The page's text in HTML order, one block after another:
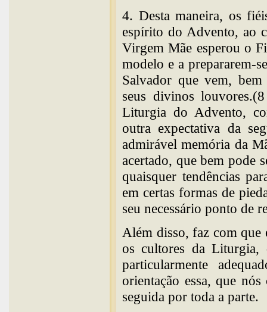
4. Desta maneira, os
espírito do Advento, ao
Virgem Mãe esperou o
modelo e a prepararem-
Salvador que vem,
seus divinos
Liturgia do Advento,
outra expectativa da
admirável memória da
acertado, que bem pode
quaisquer tendências
em certas formas de
seu necessário ponto de
Além disso, faz com que
os cultores da Liturgia,
particularmente
orientação essa, que
seguida por toda a parte.